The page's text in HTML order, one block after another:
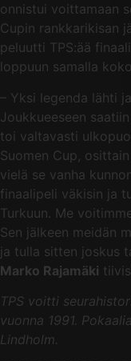
onnistui voittamaan
Cupin rankkarikisan
peluutti TPS:ää
loppuun samalla
– Yksi legenda lähti
Joukkueeseen
toi valtavasti
Suomen Cup,
vielä se vanha
finaalipeli väkisin ja
Turkuun. Me
Sen jälkeen meidän
ja tulla sitten joskus
Marko Rajamäki
TPS voitti
vuonna 1991.
Lindholm.